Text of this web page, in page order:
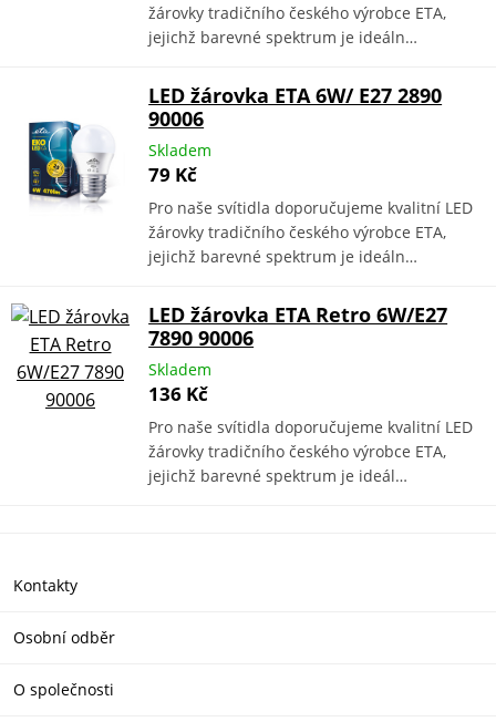
žárovky tradičního českého výrobce ETA,
jejichž barevné spektrum je ideáln…
LED žárovka ETA 6W/ E27 2890
90006
Skladem
79 Kč
Pro naše svítidla doporučujeme kvalitní LED
žárovky tradičního českého výrobce ETA,
jejichž barevné spektrum je ideáln…
LED žárovka ETA Retro 6W/E27
7890 90006
Skladem
136 Kč
Pro naše svítidla doporučujeme kvalitní LED
žárovky tradičního českého výrobce ETA,
jejichž barevné spektrum je ideál…
Kontakty
Osobní odběr
O společnosti